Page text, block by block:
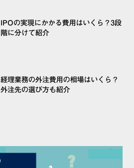
IPOの実現にかかる費用はいくら？3段
階に分けて紹介
経理業務の外注費用の相場はいくら？
外注先の選び方も紹介